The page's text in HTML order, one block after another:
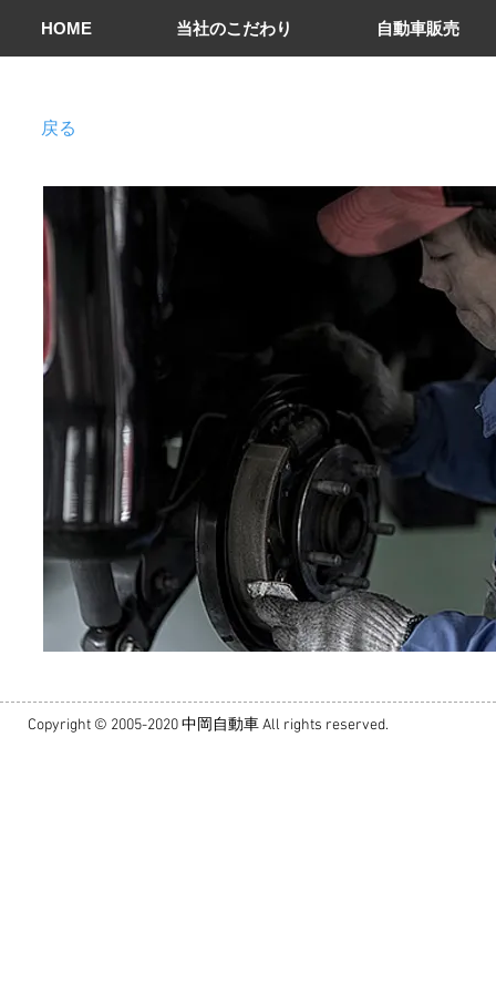
HOME 当社のこだわり 自動車販売
​戻る
Copyright © 2005-2020 中岡自動車 All rights reserved.